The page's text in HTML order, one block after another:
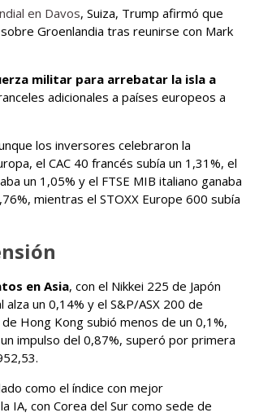
en Davos, Suiza, Trump afirmó que
Groenlandia tras reunirse con Mark
militar para arrebatar la isla a
adicionales a países europeos a
los inversores celebraron la
el CAC 40 francés subía un 1,31%, el
un 1,05% y el FTSE MIB italiano ganaba
mientras el STOXX Europe 600 subía
en Asia, con el Nikkei 225 de Japón
alza un 0,14% y el S&P/ASX 200 de
Hong Kong subió menos de un 0,1%,
impulso del 0,87%, superó por primera
como el índice con mejor
IA, con Corea del Sur como sede de